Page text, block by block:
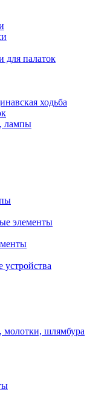
для палаток
ходьба
лампы
элементы
шлямбура